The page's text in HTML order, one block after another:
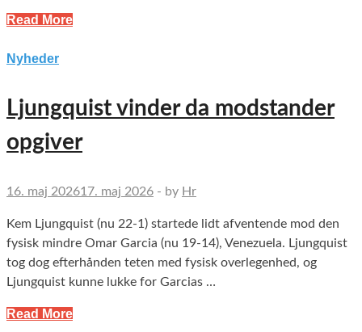
Read More
Nyheder
Ljungquist vinder da modstander
opgiver
16. maj 202617. maj 2026 - by Hr
Kem Ljungquist (nu 22-1) startede lidt afventende mod den
fysisk mindre Omar Garcia (nu 19-14), Venezuela. Ljungquist
tog dog efterhånden teten med fysisk overlegenhed, og
Ljungquist kunne lukke for Garcias …
Read More